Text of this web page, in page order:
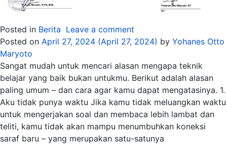
Posted in Berita Leave a comment
Posted on April 27, 2024 (April 27, 2024) by Yohanes Otto
Maryoto
Sangat mudah untuk mencari alasan mengapa teknik
belajar yang baik bukan untukmu. Berikut adalah alasan
paling umum – dan cara agar kamu dapat mengatasinya. 1.
Aku tidak punya waktu Jika kamu tidak meluangkan waktu
untuk mengerjakan soal dan membaca lebih lambat dan
teliti, kamu tidak akan mampu menumbuhkan koneksi
saraf baru – yang merupakan satu-satunya